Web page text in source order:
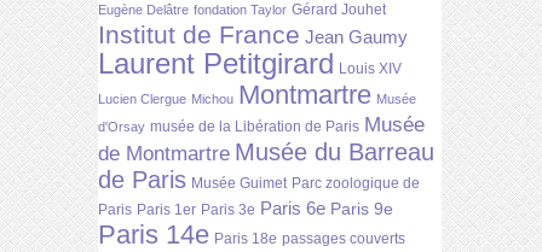
Eugène Delâtre fondation Taylor Gérard Jouhet
Institut de France Jean Gaumy
Laurent Petitgirard Louis XIV
Lucien Clergue Michou Montmartre Musée
d'Orsay musée de la Libération de Paris Musée
de Montmartre Musée du Barreau
de Paris Musée Guimet Parc zoologique de
Paris Paris 1er Paris 3e Paris 6e Paris 9e
Paris 14e Paris 18e passages couverts